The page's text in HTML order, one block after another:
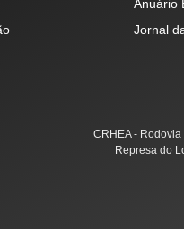
Anuário
Jornal
CRHEA -
Represa do